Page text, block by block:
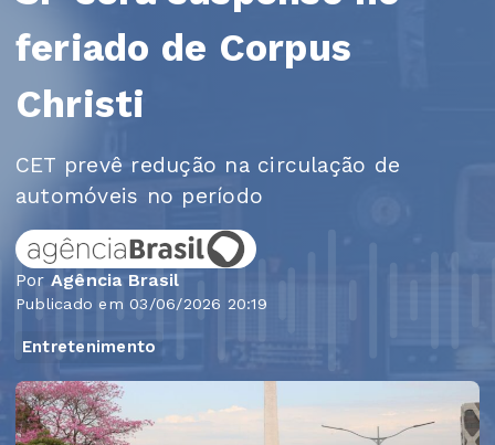
feriado de Corpus
Christi
CET prevê redução na circulação de
automóveis no período
Por Agência Brasil
Publicado em 03/06/2026 20:19
Entretenimento